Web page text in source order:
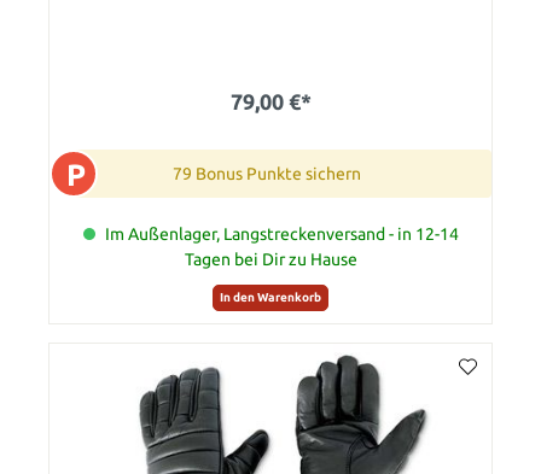
79,00 €*
P 79 Bonus Punkte sichern
Im Außenlager, Langstreckenversand - in 12-14
Tagen bei Dir zu Hause
In den Warenkorb